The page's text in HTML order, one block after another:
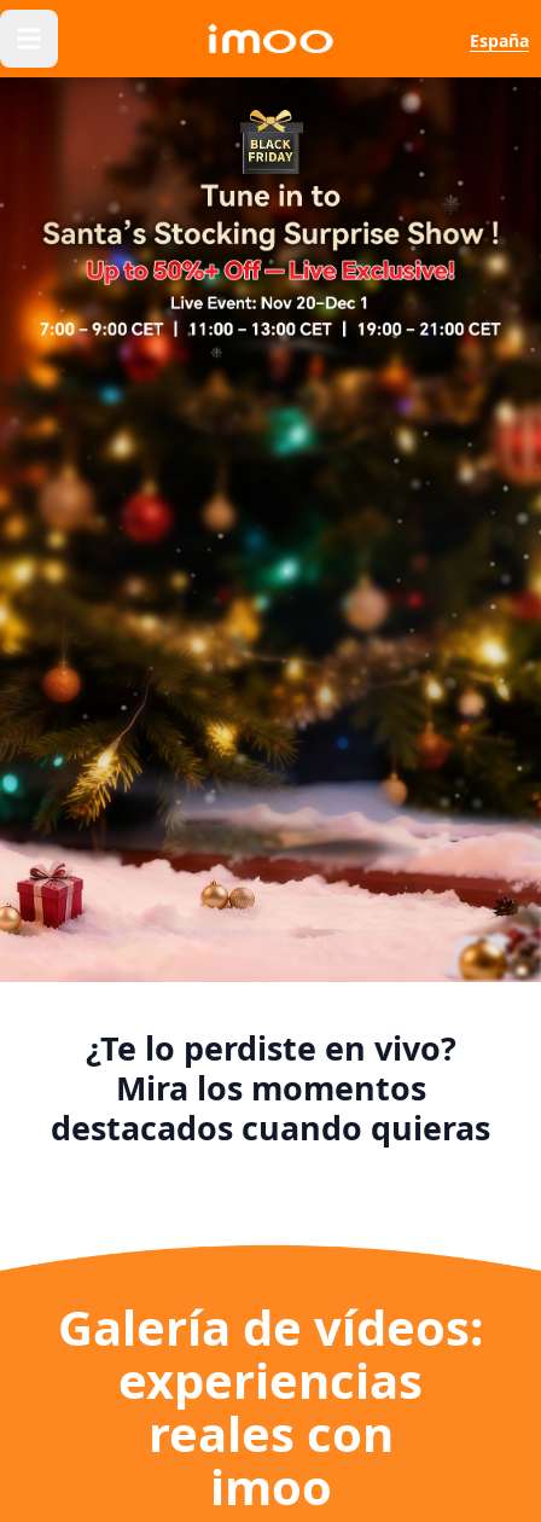
España
¿Te lo perdiste en vivo?
Mira los momentos
destacados cuando quieras
Galería de vídeos:
experiencias
reales con
imoo